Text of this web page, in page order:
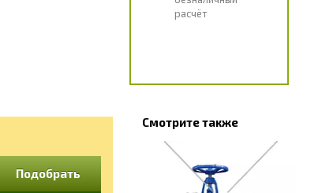
расчёт
Подобрать
Смотрите также